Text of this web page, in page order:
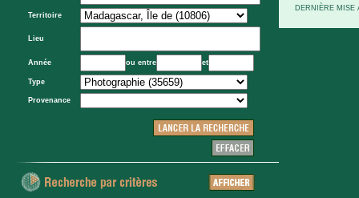
Territoire
Lieu
Année ou entre et
Type
Provenance
DERNIÈRE MISE